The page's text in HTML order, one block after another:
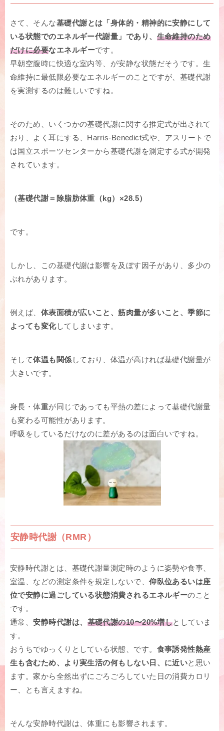
さて、そんな基礎代謝とは「身体的・精神的に安静にして
いる状態でのエネルギー代謝量」であり、 生命維持のため
だけに必要なエネルギーです。
早朝空腹時に快適な室内等、が安静な状態だそうです。生
命維持に最低限必要なエネルギーのことですが、基礎代謝
を実測するのは難しいですね。
そのため、いくつかの基礎代謝に関する推定式が出されて
おり、よく耳にする、Harris-Benedict式や、アスリートで
は国立スポーツセンターから基礎代謝を測定する式が開発
されています。
（基礎代謝＝除脂肪体重（kg）×28.5）
です。
しかし、この基礎代謝は影響を及ぼす因子があり、多少の
ぶれがあります。
例えば、 体表面積が広いこと、筋肉量が多いこと、季節に
よっても変化してしまいます。
そして体温も関係 しており、体温が高ければ基礎代謝量が
大きいです。
身長・体重が同じであっても平熱の差によって基礎代謝量
も変わる可能性があります。
呼吸をしているだけなのに差があるのは面白いですね。
安静時代謝（RMR）
安静時代謝とは、基礎代謝量測定時のように姿勢や食事、
室温、などの測定条件を規定しないで、仰臥位あるいは座
位で安静に過ごしている状態消費されるエネルギーのこと
です。
通常、安静時代謝は、 基礎代謝の10〜20%増しとしていま
す。
おうちでゆっくりとしている状態、です。 食事誘発性熱産
生も含むため、より実生活の何もしない日、に近いと思い
ます。家から全然出ずにごろごろしていた日の消費カロリ
ー、とも言えますね。
そんな安静時代謝は、体重にも影響されます。